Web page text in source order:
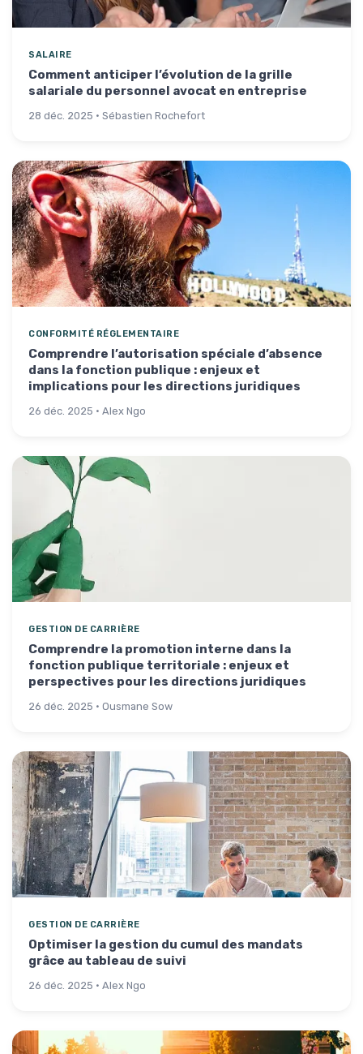
SALAIRE
Comment anticiper l’évolution de la grille
salariale du personnel avocat en entreprise
28 déc. 2025 · Sébastien Rochefort
CONFORMITÉ RÉGLEMENTAIRE
Comprendre l’autorisation spéciale d’absence
dans la fonction publique : enjeux et
implications pour les directions juridiques
26 déc. 2025 · Alex Ngo
GESTION DE CARRIÈRE
Comprendre la promotion interne dans la
fonction publique territoriale : enjeux et
perspectives pour les directions juridiques
26 déc. 2025 · Ousmane Sow
GESTION DE CARRIÈRE
Optimiser la gestion du cumul des mandats
grâce au tableau de suivi
26 déc. 2025 · Alex Ngo